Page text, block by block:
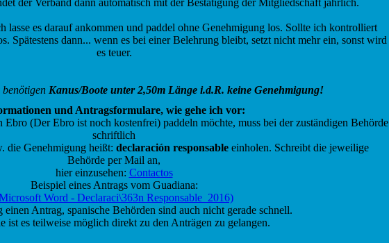
der Verband dann automatisch mit der Bestätigung der Mitgliedschaft jährlich.
lasse es darauf ankommen und paddel ohne Genehmigung los. Sollte ich kontrolliert
Spätestens dann... wenn es bei einer Belehrung bleibt, setzt nicht mehr ein, sonst wird
es teuer.
Kanus/Boote unter 2,50m Länge i.d.R. keine Genehmigung!
und Antragsformulare, wie gehe ich vor:
Ebro (Der Ebro ist noch kostenfrei) paddeln möchte, muss bei der zuständigen Behörde
schriftlich
die Genehmigung heißt: declaración responsable einholen. Schreibt die jeweilige
Behörde per Mail an,
hier einzusehen: Contactos
Beispiel eines Antrags vom Guadiana:
Word - Declaraci\363n Responsable_2016)
einen Antrag, spanische Behörden sind auch nicht gerade schnell.
ist es teilweise möglich direkt zu den Anträgen zu gelangen.